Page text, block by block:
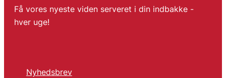
Få vores nyeste viden serveret i din indbakke -
hver uge!
Nyhedsbrev